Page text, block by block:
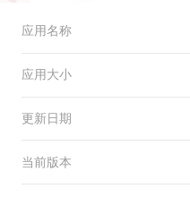
应用名称
应用大小
更新日期
当前版本